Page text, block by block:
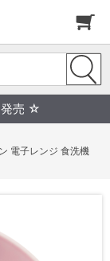
発売 ☆
電子レンジ 食洗機